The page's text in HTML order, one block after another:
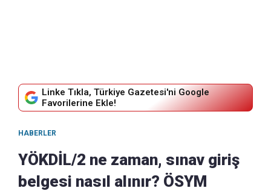
Linke Tıkla, Türkiye Gazetesi'ni Google
Favorilerine Ekle!
HABERLER
YÖKDİL/2 ne zaman, sınav giriş
belgesi nasıl alınır? ÖSYM